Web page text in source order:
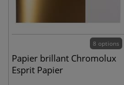
8 options
Papier brillant Chromolux
Esprit Papier